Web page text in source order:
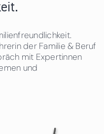
der Familie & Beruf
mit Expertinnen
und